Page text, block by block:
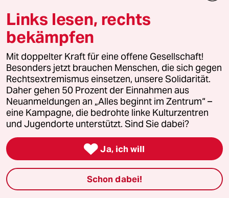
Ressorts
Politik
Öko
Gesellschaft
Kultur
Sport
Berlin
Links lesen, rechts
bekämpfen
Mit doppelter Kraft für eine offene Gesellschaft!
Besonders jetzt brauchen Menschen, die sich gegen
Rechtsextremismus einsetzen, unsere Solidarität.
Daher gehen 50 Prozent der Einnahmen aus
Neuanmeldungen an „Alles beginnt im Zentrum“ –
eine Kampagne, die bedrohte linke Kulturzentren
und Jugendorte unterstützt. Sind Sie dabei?
 Ja, ich will
Schon dabei!